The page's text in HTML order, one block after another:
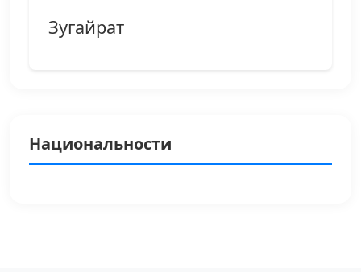
Зугайрат
Национальности